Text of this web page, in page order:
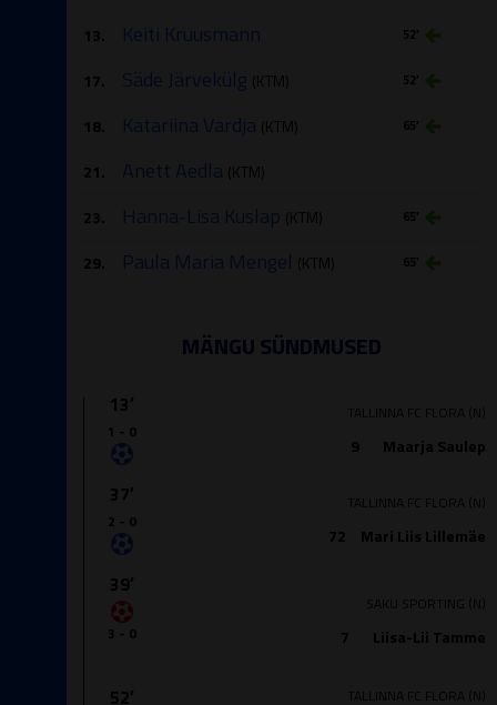
13. 52′
Keiti Kruusmann
17. 52′
Säde Järvekülg (KTM)
18.
65′
Katariina Vardja (KTM)
21.
Anett Aedla (KTM)
23.
65′
Hanna-Lisa Kuslap (KTM)
29.
65′
Paula Maria Mengel (KTM)
MÄNGU SÜNDMUSED
13′
1 - 0
9 Maarja Saulep
TALLINNA FC FLORA (N)
37′
2 - 0
72 Mari Liis Lillemäe
TALLINNA FC FLORA (N)
39′
3 - 0 7 Liisa-Lii Tamme
SAKU SPORTING (N)
52′ TALLINNA FC FLORA (N)